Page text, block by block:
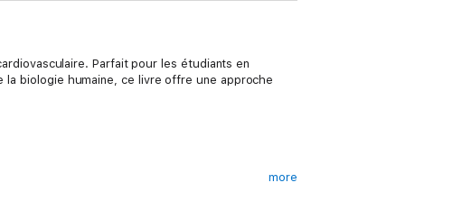
Parfait pour les étudiants en
biologie humaine, ce livre offre une approche
more